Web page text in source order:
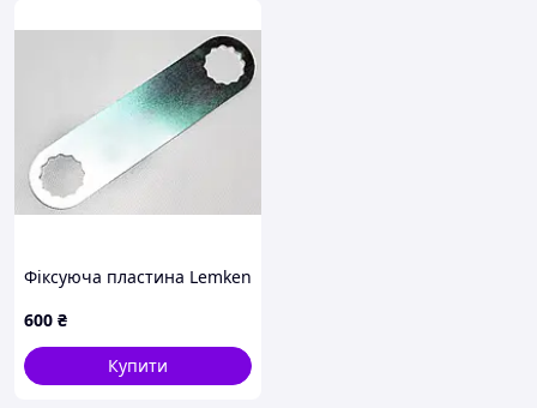
достатньо зателефонувати чи зробити замовлення на
Наш завод виготовив уже тисячі шнеків із цієї
німецької спіралі і всі вони досі успішно працюють.
Купуйте шнекову спіраль у нас і переконайтесь у її
бездоганній якості.
Фіксуюча пластина Lemken
600 ₴
Купити